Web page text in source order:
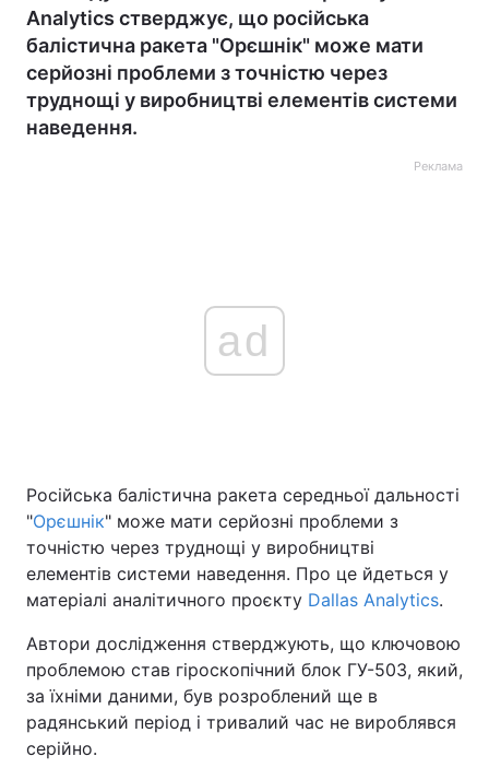
Економіка Світ
Спорт
Техно і зв'язок Лайт
Здоров'я Туризм
Цікавинки Погода
Analytics стверджує, що російська
балістична ракета "Орєшнік" може мати
серйозні проблеми з точністю через
труднощі у виробництві елементів системи
наведення.
Реклама
ad
Російська балістична ракета середньої дальності
"Орєшнік" може мати серйозні проблеми з
точністю через труднощі у виробництві
елементів системи наведення. Про це йдеться у
матеріалі аналітичного проєкту Dallas Analytics.
Автори дослідження стверджують, що ключовою
проблемою став гіроскопічний блок ГУ-503, який,
за їхніми даними, був розроблений ще в
радянський період і тривалий час не вироблявся
серійно.